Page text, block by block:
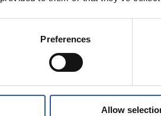
Preferences
Allow